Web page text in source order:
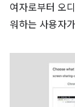
여자로부터 오
워하는 사용자